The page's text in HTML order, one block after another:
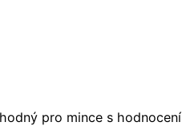
pro mince s